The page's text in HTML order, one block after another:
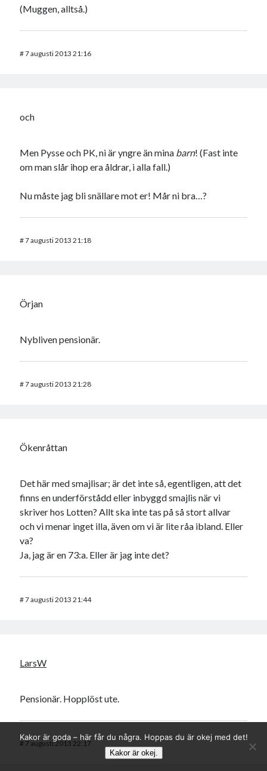
(Muggen, alltså.)
#7 augusti 2013 21:16
och
Men Pysse och PK, ni är yngre än mina barn! (Fast inte
om man slår ihop era åldrar, i alla fall.)
Nu måste jag bli snällare mot er! Mår ni bra…?
#7 augusti 2013 21:18
Örjan
Nybliven pensionär.
#7 augusti 2013 21:28
Ökenråttan
Det här med smajlisar; är det inte så, egentligen, att det
finns en underförstådd eller inbyggd smajlis när vi
skriver hos Lotten? Allt ska inte tas på så stort allvar
och vi menar inget illa, även om vi är lite råa ibland. Eller
va?
Ja, jag är en 73:a. Eller är jag inte det?
#7 augusti 2013 21:44
LarsW
Pensionär. Hopplöst ute.
# 7 augusti 2013 22:17
Kakor är goda – här får du några. Hoppas du är okej med det!
Kakor är okej.